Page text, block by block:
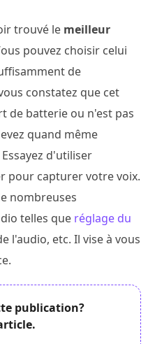
trouvé le meilleur
pouvez choisir celui
de
constatez que cet
de batterie ou n'est pas
quand même
d'utiliser
pour capturer votre voix.
nombreuses
telles que réglage du
l'audio, etc. Il vise à vous
publication?